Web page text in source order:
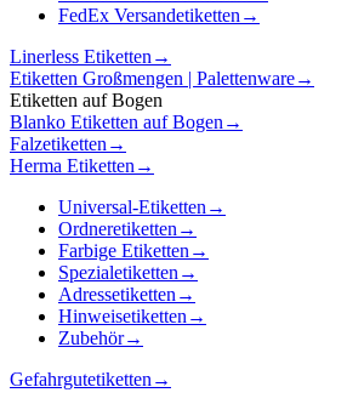
FedEx Versandetiketten →
Linerless Etiketten →
Etiketten Großmengen | Palettenware→
Etiketten auf Bogen
Blanko Etiketten auf Bogen →
Falzetiketten →
Herma Etiketten →
Universal-Etiketten →
Ordneretiketten →
Farbige Etiketten →
Spezialetiketten →
Adressetiketten →
Hinweisetiketten →
Zubehör→
Gefahrgutetiketten →